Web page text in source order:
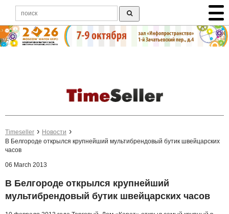
Timeseller
Новости
В Белгороде открылся крупнейший мультибрендовый бутик швейцарских
часов
06 March 2013
В Белгороде открылся крупнейший
мультибрендовый бутик швейцарских часов